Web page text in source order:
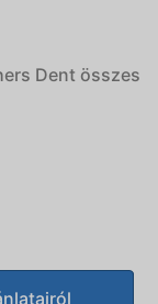
Dent összes